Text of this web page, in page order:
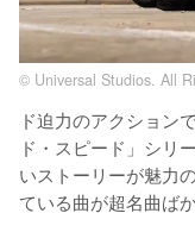
© Universal Studios. All
ド迫力のアクション
ド・スピード」シリ
いストーリーが魅力
ている曲が超名曲ば